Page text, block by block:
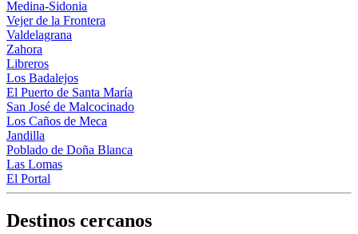
Medina-Sidonia
Vejer de la Frontera
Valdelagrana
Zahora
Libreros
Los Badalejos
El Puerto de Santa María
San José de Malcocinado
Los Caños de Meca
Jandilla
Poblado de Doña Blanca
Las Lomas
El Portal
Destinos cercanos